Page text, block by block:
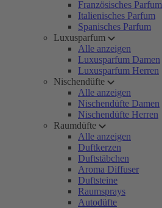
Französisches Parfum
Italienisches Parfum
Spanisches Parfum
Luxusparfum
Alle anzeigen
Luxusparfum Damen
Luxusparfum Herren
Nischendüfte
Alle anzeigen
Nischendüfte Damen
Nischendüfte Herren
Raumdüfte
Alle anzeigen
Duftkerzen
Duftstäbchen
Aroma Diffuser
Duftsteine
Raumsprays
Autodüfte